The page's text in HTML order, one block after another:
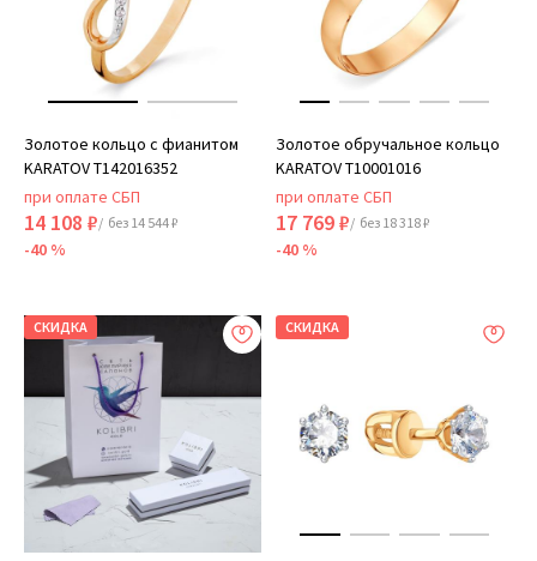
Золотое кольцо с фианитом
KARATOV Т142016352
при оплате СБП
14 108 ₽/ без 14 544 ₽
-40 %
Золотое обручальное кольцо
KARATOV Т10001016
при оплате СБП
17 769 ₽/ без 18 318 ₽
-40 %
СКИДКА СКИДКА